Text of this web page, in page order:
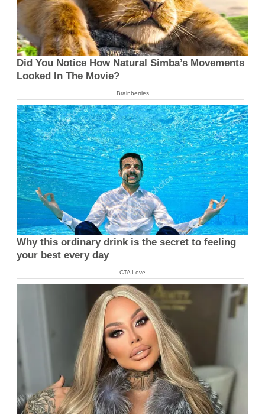
Did You Notice How Natural Simba’s Movements
Looked In The Movie?
Brainberries
Why this ordinary drink is the secret to feeling
your best every day
CTA Love